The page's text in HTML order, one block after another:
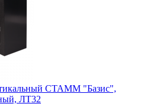
СТАММ "Базис",
ЛТ32